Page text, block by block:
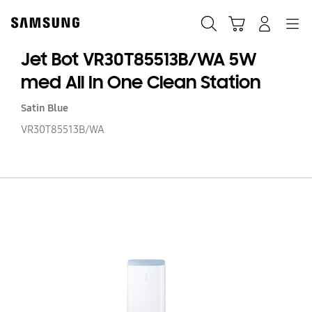
content
Jet Bot VR30T85513B/WA 5W
med All In One Clean Station
Satin Blue
VR30T85513B/WA